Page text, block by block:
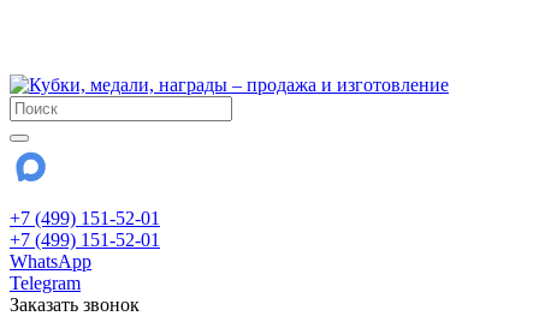
+7 (499) 151-52-01
+7 (499) 151-52-01
WhatsApp
Telegram
Заказать звонок